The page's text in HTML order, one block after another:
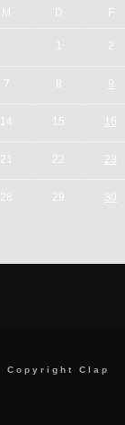
M D F
1 2
7 8 9
14 15 16
21 22 23
28 29 30
Copyright Clap